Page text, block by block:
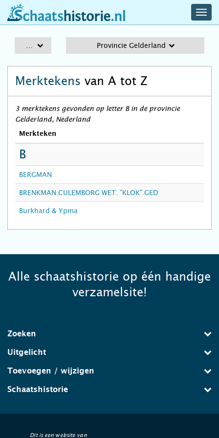
schaatshistorie.nl
Provincie Gelderland
Merktekens van A tot Z
3 merktekens gevonden op letter B in de provincie
Gelderland, Nederland
Merkteken
B
BERGMAN
BRENKMAN.CULEMBORG WET. "KLOK".GED
Burkhard & Ypma
Alle schaatshistorie op één handige
verzamelsite!
Zoeken
Uitgelicht
Toevoegen / wijzigen
Schaatshistorie
Dit is een website van